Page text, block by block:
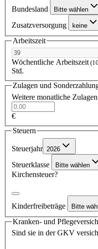
Bundesland Bitte wählen
Zusatzversorgung keine
Arbeitszeit
Wöchentliche Arbeitszeit
Std.
Zulagen und
Weitere monatliche Zulagen
€
Steuern
Steuerjahr 2026
Steuerklasse Bitte wählen
Kirchensteuer?
Kinderfreibeträge Bitte
Kranken- und
Sind sie in der GKV